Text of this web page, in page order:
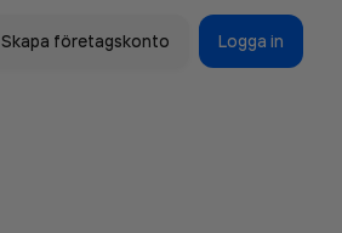
Skapa företagskonto Logga in